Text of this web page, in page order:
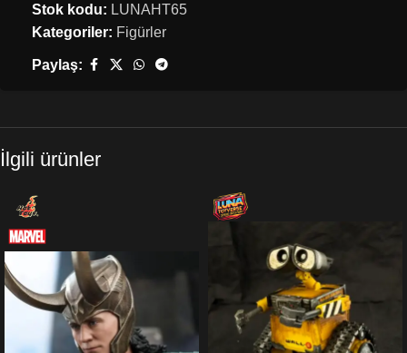
Stok kodu: LUNAHT65
Kategoriler: Figürler
Paylaş:
İlgili ürünler